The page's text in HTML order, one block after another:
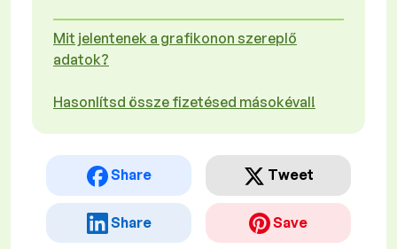
Mit jelentenek a grafikonon szereplő
adatok?
Hasonlítsd össze fizetésed másokéval!
Share Tweet
Share Save